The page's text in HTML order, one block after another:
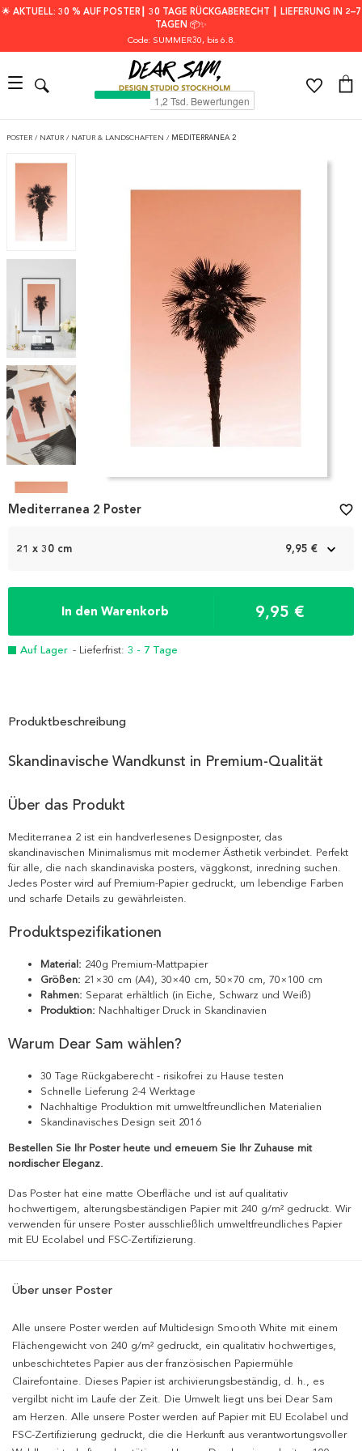
🌟 AKTUELL: 30 % AUF POSTER┃ 30 TAGE RÜCKGABERECHT ┃ LIEFERUNG IN 2–7
TAGEN 📦✨
Code: SUMMER30, bis 6.8.
POSTER / NATUR / NATUR & LANDSCHAFTEN / MEDITERRANEA 2
1
21 x 30 cm 9,95 €
In den Warenkorb 9,95 €
Auf Lager - Lieferfrist: 3 - 7 Tage
Mediterranea 2 Poster favorite_border
Produktbeschreibung
Skandinavische Wandkunst in Premium-Qualität
Über das Produkt
Mediterranea 2 ist ein handverlesenes Designposter, das
skandinavischen Minimalismus mit moderner Ästhetik verbindet. Perfekt
für alle, die nach skandinaviska posters, väggkonst, inredning suchen.
Jedes Poster wird auf Premium-Papier gedruckt, um lebendige Farben
und scharfe Details zu gewährleisten.
Produktspezifikationen
Material: 240g Premium-Mattpapier
Größen: 21×30 cm (A4), 30×40 cm, 50×70 cm, 70×100 cm
Rahmen: Separat erhältlich (in Eiche, Schwarz und Weiß)
Produktion: Nachhaltiger Druck in Skandinavien
Warum Dear Sam wählen?
30 Tage Rückgaberecht - risikofrei zu Hause testen
Schnelle Lieferung 2-4 Werktage
Nachhaltige Produktion mit umweltfreundlichen Materialien
Skandinavisches Design seit 2016
Bestellen Sie Ihr Poster heute und erneuern Sie Ihr Zuhause mit
nordischer Eleganz.
Das Poster hat eine matte Oberfläche und ist auf qualitativ
hochwertigem, alterungsbeständigen Papier mit 240 g/m² gedruckt. Wir
verwenden für unsere Poster ausschließlich umweltfreundliches Papier
mit EU Ecolabel und FSC-Zertifizierung.
Über unser Poster
Alle unsere Poster werden auf Multidesign Smooth White mit einem
Flächengewicht von 240 g/m² gedruckt, ein qualitativ hochwertiges,
unbeschichtetes Papier aus der französischen Papiermühle
Clairefontaine. Dieses Papier ist archivierungsbeständig, d. h., es
vergilbt nicht im Laufe der Zeit. Die Umwelt liegt uns bei Dear Sam
am Herzen. Alle unsere Poster werden auf Papier mit EU Ecolabel und
FSC-Zertifizierung gedruckt, die die Herkunft aus verantwortungsvoller